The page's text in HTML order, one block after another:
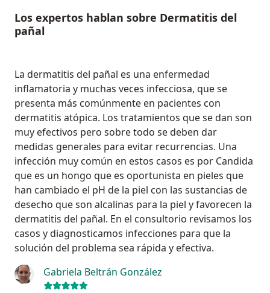
Los expertos hablan sobre Dermatitis del
pañal
La dermatitis del pañal es una enfermedad
inflamatoria y muchas veces infecciosa, que se
presenta más comúnmente en pacientes con
dermatitis atópica. Los tratamientos que se dan son
muy efectivos pero sobre todo se deben dar
medidas generales para evitar recurrencias. Una
infección muy común en estos casos es por Candida
que es un hongo que es oportunista en pieles que
han cambiado el pH de la piel con las sustancias de
desecho que son alcalinas para la piel y favorecen la
dermatitis del pañal. En el consultorio revisamos los
casos y diagnosticamos infecciones para que la
solución del problema sea rápida y efectiva.
Gabriela Beltrán González